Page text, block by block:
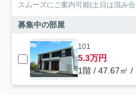
スムーズにご案内可能(土日は混み
募集中の部屋
101
5.3万円
1階 / 47.67㎡ /